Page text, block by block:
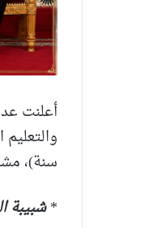
أعلنت
سنة)،
*شبيبة